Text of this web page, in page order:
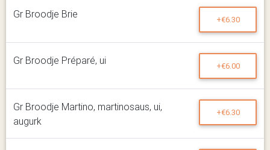
Gr Broodje Brie +€6.30
Gr Broodje Préparé, ui +€6.00
Gr Broodje Martino, martinosaus, ui,
augurk
+€6.30